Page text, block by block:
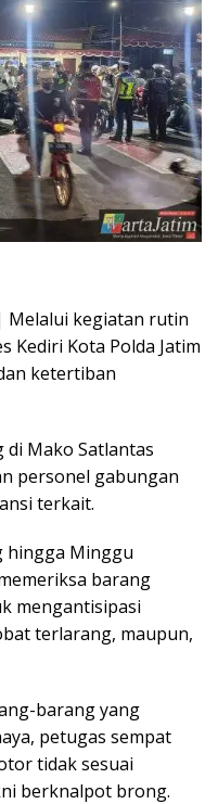
Melalui kegiatan rutin
Kediri Kota Polda Jatim
ketertiban
di Mako Satlantas
personel gabungan
terkait.
hingga Minggu
barang
mengantisipasi
terlarang, maupun,
barang yang
petugas sempat
tidak sesuai
berknalpot brong.